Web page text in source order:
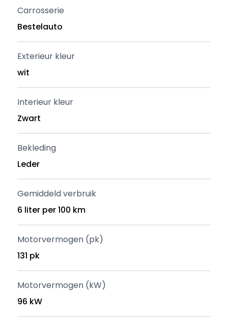
Carrosserie
Bestelauto
Exterieur kleur
wit
Interieur kleur
Zwart
Bekleding
Leder
Gemiddeld verbruik
6 liter per 100 km
Motorvermogen (pk)
131 pk
Motorvermogen (kW)
96 kW